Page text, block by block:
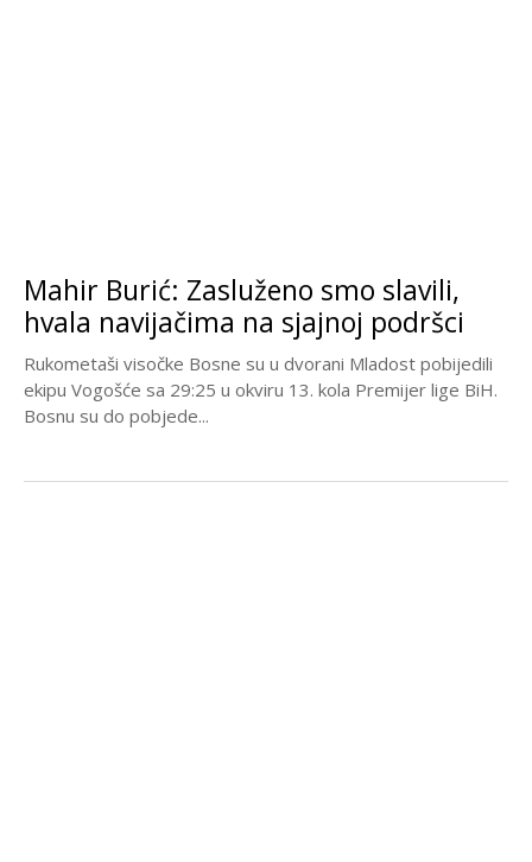
Mahir Burić: Zasluženo smo slavili,
hvala navijačima na sjajnoj podršci
Rukometaši visočke Bosne su u dvorani Mladost pobijedili
ekipu Vogošće sa 29:25 u okviru 13. kola Premijer lige BiH.
Bosnu su do pobjede...